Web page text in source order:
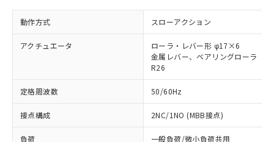
動作方式 スローアクション
アクチュエータ
ローラ・レバー形 φ17×6
金属レバー、ベアリングローラ
R26
定格周波数 50/60Hz
接点構成 2NC/1NO (MBB接点)
負荷 一般負荷/微小負荷共用